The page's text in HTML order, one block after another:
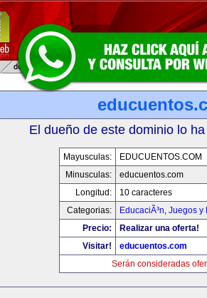
El dueño de este dominio lo
Mayusculas:
EDUCUENTOS.COM
Minusculas:
educuentos.com
Longitud:
10 caracteres
Categorias:
EducaciÃ³n, Juegos y
Precio:
Realizar una oferta!
Visitar!
educuentos.com
Serán consideradas